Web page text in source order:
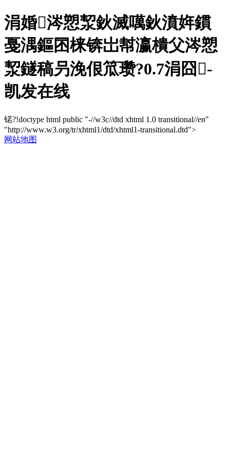
涓婚涔愬洯鈥滅噧鈥濆姩鏆
戞湡鏂囨梾锛岀幇瀛樻父涔愬
洯鐩稿叧浼佷笟瓒?0.7涓囧-
凯发在线
锘?!doctype html public "-//w3c//dtd xhtml 1.0 transitional//en"
"http://www.w3.org/tr/xhtml1/dtd/xhtml1-transitional.dtd">
网站地图